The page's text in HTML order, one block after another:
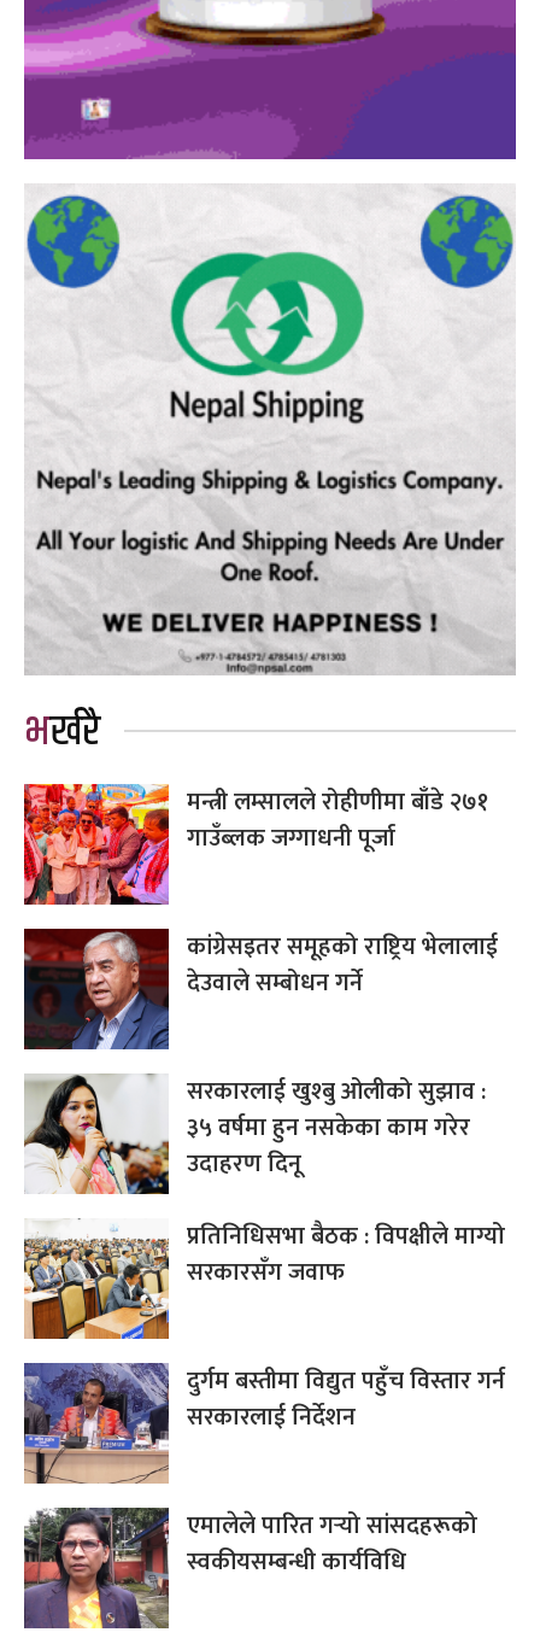
भर्खरै
मन्त्री लम्सालले रोहीणीमा बाँडे २७१
गाउँब्लक जग्गाधनी पूर्जा
कांग्रेसइतर समूहको राष्ट्रिय भेलालाई
देउवाले सम्बोधन गर्ने
सरकारलाई खुश्बु ओलीको सुझाव :
३५ वर्षमा हुन नसकेका काम गरेर
उदाहरण दिनू
प्रतिनिधिसभा बैठक : विपक्षीले माग्यो
सरकारसँग जवाफ
दुर्गम बस्तीमा विद्युत पहुँच विस्तार गर्न
सरकारलाई निर्देशन
एमालेले पारित गर्‍यो सांसदहरूको
स्वकीयसम्बन्धी कार्यविधि